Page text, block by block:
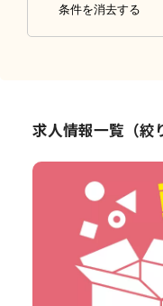
条件を消去する
求人情報一覧（絞